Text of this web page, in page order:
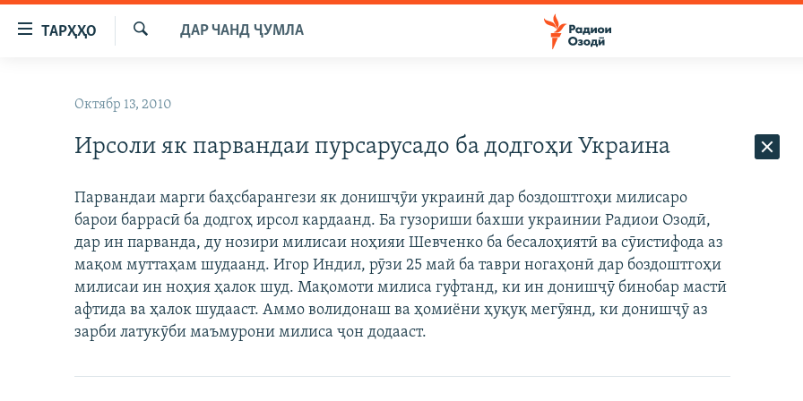
Пайвандҳои
дастрасӣ
ТАРҲҲО
ИҚТИСОД
ҚАЗИЯИ "КРОКУС"
ОСИЁИ МАРКАЗӢ
МЕҲМОНИ ОЗОДӢ
ВАРЗИШ
ГАПИ ОЗОД
РӮЗГОРИ МУҲОҶИР
ТАҲҚИҚОТ
ҶАНГ ДАР УКРАИНА
НАЗАРИ МАРДУМ
БЛОГИСТОН
ОЗОДӢ ОНЛАЙН
ЧАНДРАСОНАӢ
РӮЙХАТҲО
ДАР ЧАНД ҶУМЛА
Октябр 13, 2010
Ирсоли як парвандаи пурсарусадо ба додгоҳи Украина
Парвандаи марги баҳсбарангези як донишҷӯи украинӣ дар боздоштгоҳи милисаро
барои баррасӣ ба додгоҳ ирсол кардаанд. Ба гузориши бахши украинии Радиои Озодӣ,
дар ин парванда, ду нозири милисаи ноҳияи Шевченко ба бесалоҳиятӣ ва сӯистифода аз
мақом муттаҳам шудаанд. Игор Индил, рӯзи 25 май ба таври ногаҳонӣ дар боздоштгоҳи
милисаи ин ноҳия ҳалок шуд. Мақомоти милиса гуфтанд, ки ин донишҷӯ бинобар мастӣ
афтида ва ҳалок шудааст. Аммо волидонаш ва ҳомиёни ҳуқуқ мегӯянд, ки донишҷӯ аз
зарби латукӯби маъмурони милиса ҷон додааст.